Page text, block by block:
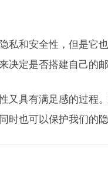
私和安全性，但是它
决定是否搭建自己的邮
又具有满足感的过程
时也可以保护我们的隐